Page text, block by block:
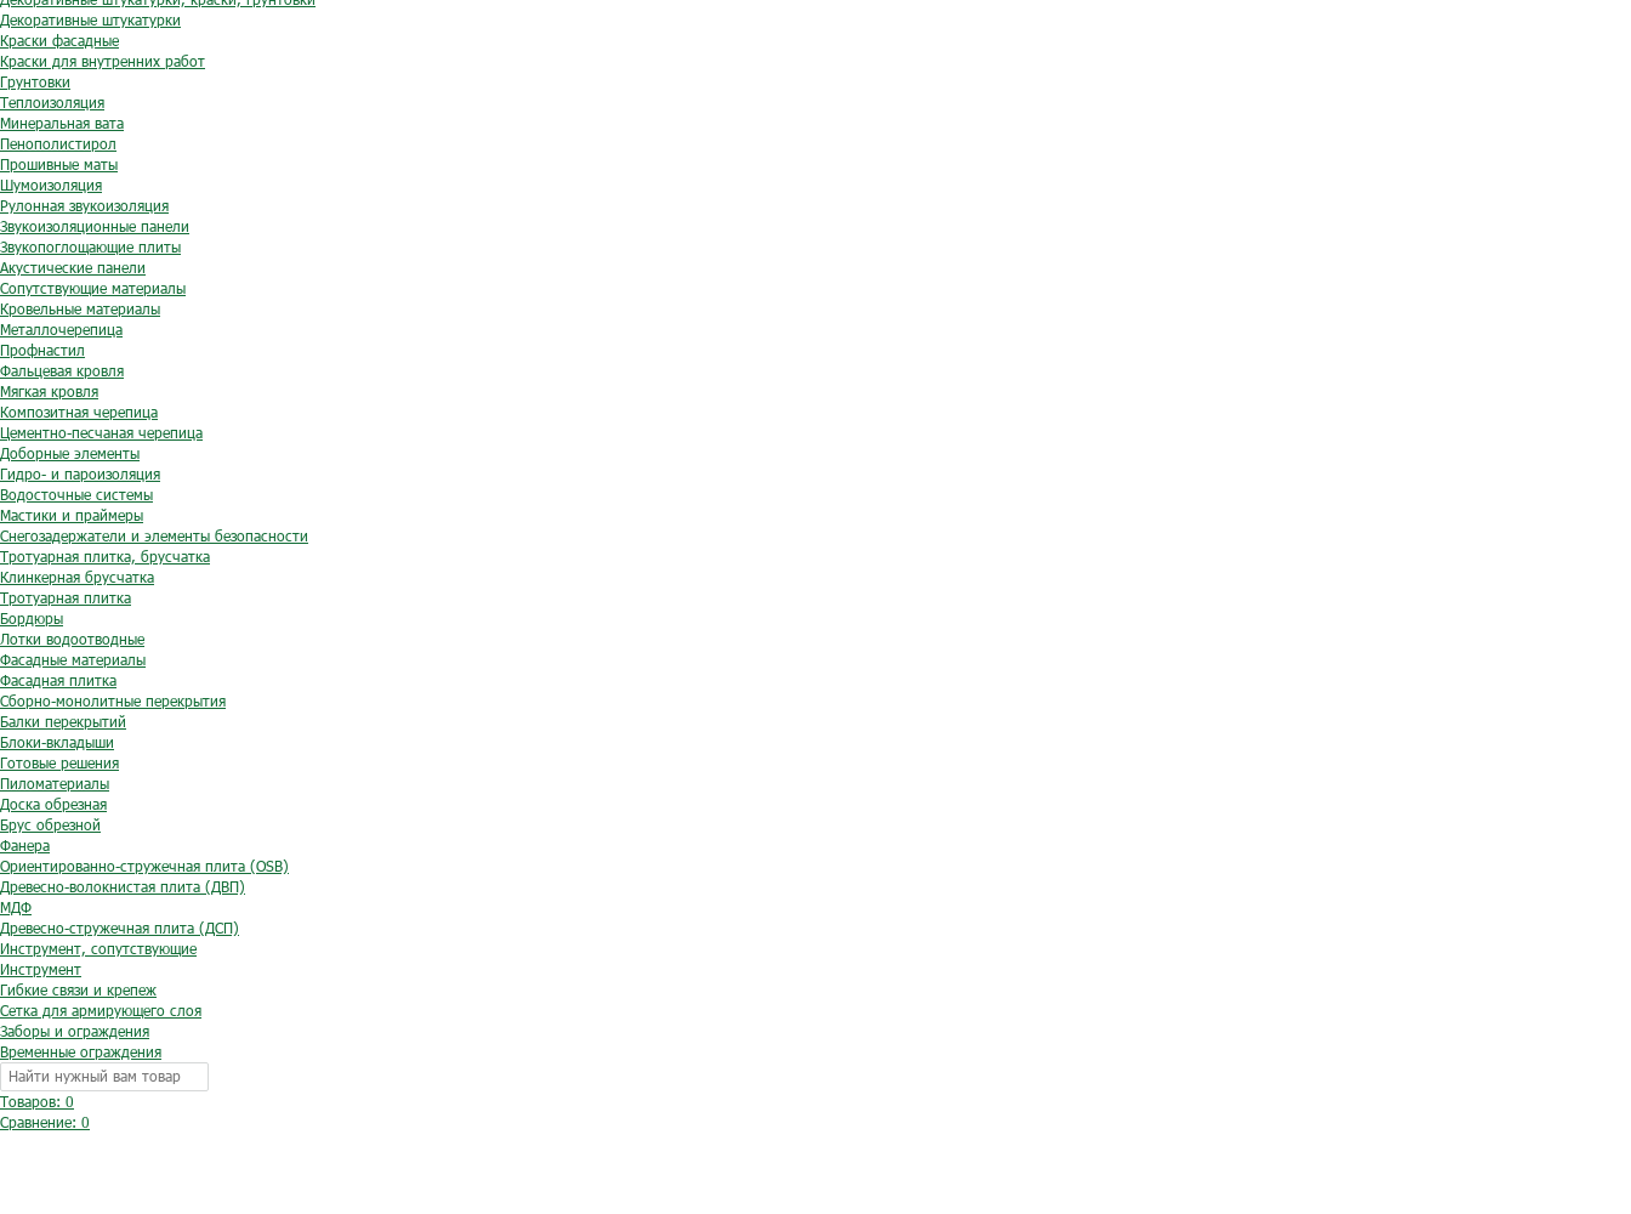
Декоративные штукатурки
Краски фасадные
Краски для внутренних работ
Грунтовки
Теплоизоляция
Минеральная вата
Пенополистирол
Прошивные маты
Шумоизоляция
Рулонная звукоизоляция
Звукоизоляционные панели
Звукопоглощающие плиты
Акустические панели
Сопутствующие материалы
Кровельные материалы
Металлочерепица
Профнастил
Фальцевая кровля
Мягкая кровля
Композитная черепица
Цементно-песчаная черепица
Доборные элементы
Гидро- и пароизоляция
Водосточные системы
Мастики и праймеры
Снегозадержатели и элементы безопасности
Тротуарная плитка, брусчатка
Клинкерная брусчатка
Тротуарная плитка
Бордюры
Лотки водоотводные
Фасадные материалы
Фасадная плитка
Сборно-монолитные перекрытия
Балки перекрытий
Блоки-вкладыши
Готовые решения
Пиломатериалы
Доска обрезная
Брус обрезной
Фанера
Ориентированно-стружечная плита (OSB)
Древесно-волокнистая плита (ДВП)
МДФ
Древесно-стружечная плита (ДСП)
Инструмент, сопутствующие
Инструмент
Гибкие связи и крепеж
Сетка для армирующего слоя
Заборы и ограждения
Временные ограждения
Товаров: 0
Сравнение: 0